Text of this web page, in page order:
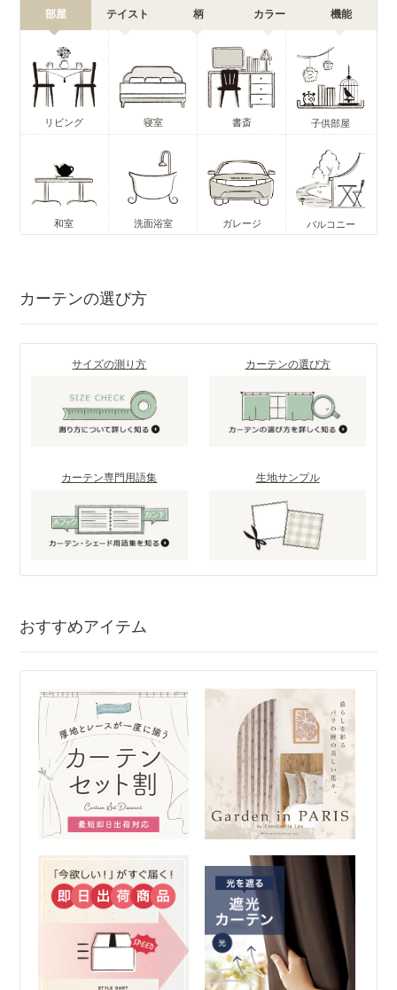
部屋 テイスト 柄 カラー 機能
リビング 寝室 書斎 子供部屋
和室 洗面浴室 ガレージ バルコニー
カーテンの選び方
サイズの測り方 カーテンの選び方
カーテン専門用語集 生地サンプル
おすすめアイテム